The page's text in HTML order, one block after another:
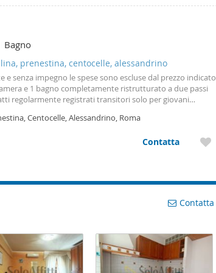
Bagno
prenestina, centocelle, alessandrino
e senza impegno le spese sono escluse dal prezzo indicato
e 1 bagno completamente ristrutturato a due passi
regolarmente registrati transitori solo per giovani
Centocelle, Alessandrino, Roma
Contatta
Contatta